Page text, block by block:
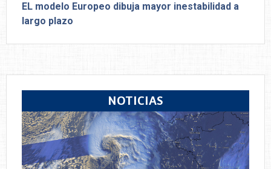
EL modelo Europeo dibuja mayor inestabilidad a
largo plazo
NOTICIAS